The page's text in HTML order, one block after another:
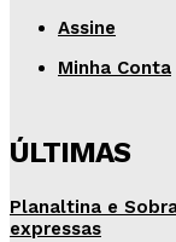
Assine
Minha Conta
ÚLTIMAS
Planaltina e
expressas